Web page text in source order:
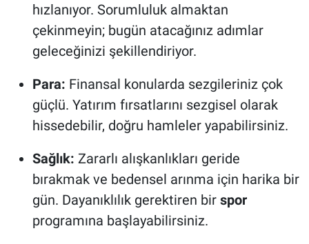
hızlanıyor. Sorumluluk almaktan
çekinmeyin; bugün atacağınız adımlar
geleceğinizi şekillendiriyor.
Para: Finansal konularda sezgileriniz çok
güçlü. Yatırım fırsatlarını sezgisel olarak
hissedebilir, doğru hamleler yapabilirsiniz.
Sağlık: Zararlı alışkanlıkları geride
bırakmak ve bedensel arınma için harika bir
gün. Dayanıklılık gerektiren bir spor
programına başlayabilirsiniz.